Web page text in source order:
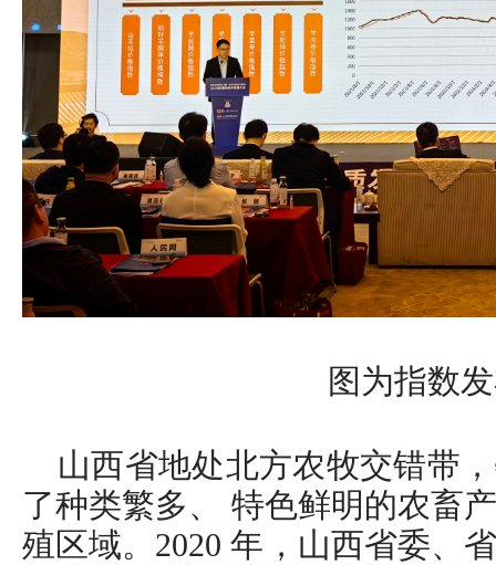
图为指数
山西省地处北方农牧交错带
了种类繁多、 特色鲜明的农畜
殖区域。2020 年，山西省委、